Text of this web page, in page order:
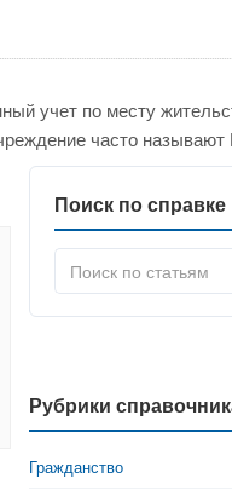
учет по месту
часто
Поиск по справке
Рубрики
Гражданство